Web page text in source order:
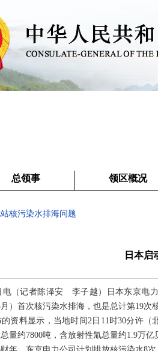
总领事 领区概况
核污染水排海问题
日本启
记者陈泽安 李子越）日本东京电力
月）首次核污染水排海，也是总计第19次
料显示，当地时间2日11时30分许（
量约7800吨，含放射性氚总量约1.9万亿